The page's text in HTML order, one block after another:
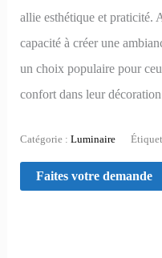
allie esthétique et praticité.
capacité à créer une
un choix populaire pour
confort dans leur
Catégorie :Luminaire